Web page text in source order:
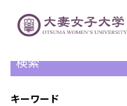
検索
キーワード